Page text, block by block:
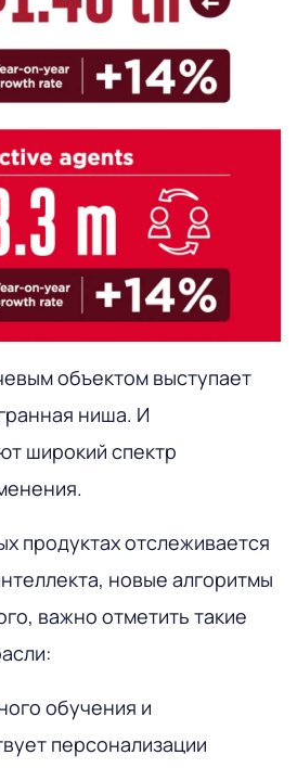
объектом выступает
ниша. И
широкий спектр
продуктах отслеживается
новые алгоритмы
важно отметить такие
обучения и
персонализации